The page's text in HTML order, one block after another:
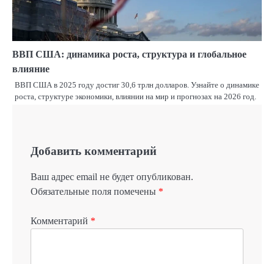
ВВП США: динамика роста, структура и глобальное
влияние
ВВП США в 2025 году достиг 30,6 трлн долларов. Узнайте о динамике
роста, структуре экономики, влиянии на мир и прогнозах на 2026 год.
Добавить комментарий
Ваш адрес email не будет опубликован.
Обязательные поля помечены *
Комментарий *